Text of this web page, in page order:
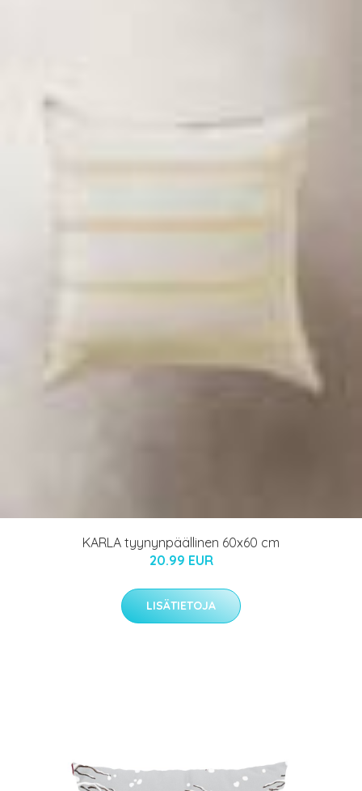
KARLA tyynynpäällinen 60x60 cm
20.99 EUR
LISÄTIETOJA